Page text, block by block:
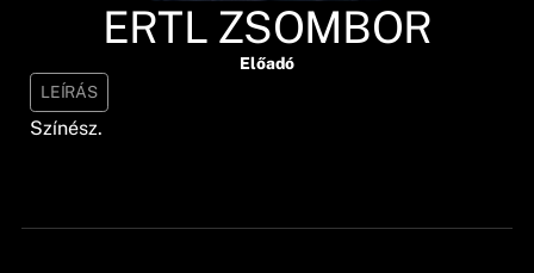
ERTL ZSOMBOR
Előadó
LEÍRÁS
Színész.